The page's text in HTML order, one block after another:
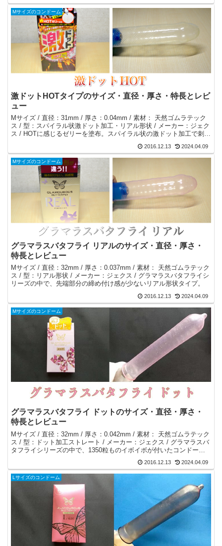
Mサイズのコンドーム
激ドットHOTタイプのサイズ・直径・厚さ・特長とレビ
ュー
Mサイズ / 直径：31mm / 厚さ：0.04mm / 素材： 天然ゴムラテック
ス / 型：スパイラル状激ドット加工・リアル形状 / メーカー：ジェク
ス / HOTに感じるゼリーを塗布。スパイラル状の激ドット加工で刺激
2016.12.13 2024.04.09
Mサイズのコンドーム
グラマラスバタフライ リアルのサイズ・直径・厚さ・
特長とレビュー
Mサイズ / 直径：32mm / 厚さ：0.037mm / 素材： 天然ゴムラテック
ス / 型：リアル形状 / メーカー：ジェクス / グラマラスバタフライシ
リーズの中で、先端部分の締め付け感が少ないリアル形状タイプ。
2016.12.13 2024.04.09
Mサイズのコンドーム
グラマラスバタフライ ドットのサイズ・直径・厚さ・
特長とレビュー
Mサイズ / 直径：32mm / 厚さ：0.042mm / 素材： 天然ゴムラテック
ス / 型：ドット加工ストレート / メーカー：ジェクス / グラマラスバ
タフライシリーズの中で、1350粒ものイボイボが付いたコンドー
2016.12.13 2024.04.09
Lサイズのコンドーム